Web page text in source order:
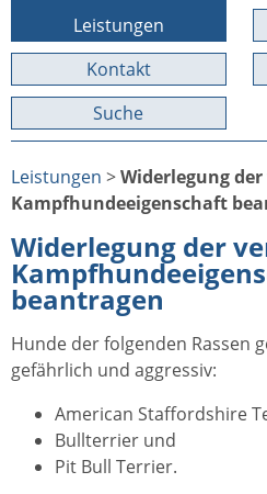
Leistungen
Kontakt
Suche
Leistungen >Widerlegung
Kampfhundeeigenschaft
Widerlegung der
beantragen
Hunde der folgenden Rassen
gefährlich und aggressiv:
American Staffordshire
Bullterrier und
Pit Bull Terrier.